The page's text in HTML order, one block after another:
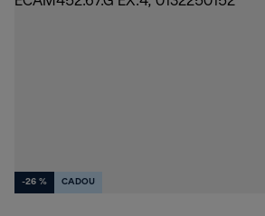
-26 % CADOU